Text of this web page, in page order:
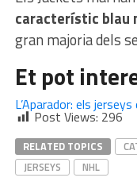
característic blau
gran majoria dels
Et pot
L’Aparador: els
Post Views: 296
RELATED TOPICS
JERSEYS
NHL